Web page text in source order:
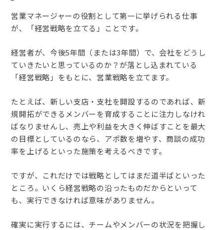
営業マネージャーの役割として第一に挙げられる仕事
が、「経営戦略を立てる」ことです。
経営者が、今後5年間（または3年間）で、会社をどうし
ていきたいと思っているのか？が落とし込まれている
「経営戦略」をもとに、営業戦略を立てます。
たとえば、新しい支店・支社を開設するのであれば、新
規開拓ができるメンバーを育成することに注力しなけれ
ばなりませんし、売上や利益を大きく伸ばすことを最大
の目標としているのなら、アポ数を増やす、商談の成功
率を上げるといった施策を考えるべきです。
ですが、これだけでは戦略としてはまだ道半ばといった
ところ。いくら経営戦略の沿ったものだからといって
も、実行できなければ意味がありません。
確実に実行するには、チームやメンバーの状況を把握し